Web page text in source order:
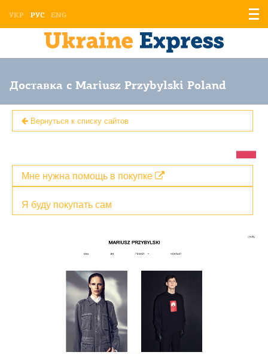
УКР РУС ENG
Доставка с Mariusz Przybylski Poland
Вернуться к списку сайтов
Я буду покупать сам
Мне нужна помощь в покупке